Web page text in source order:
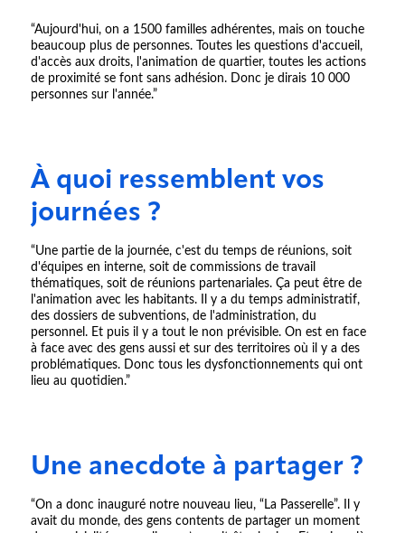
“Aujourd'hui, on a 1500 familles adhérentes, mais on touche
beaucoup plus de personnes. Toutes les questions d'accueil,
d'accès aux droits, l'animation de quartier, toutes les actions
de proximité se font sans adhésion. Donc je dirais 10 000
personnes sur l'année.”
À quoi ressemblent vos
journées ?
“Une partie de la journée, c'est du temps de réunions, soit
d'équipes en interne, soit de commissions de travail
thématiques, soit de réunions partenariales. Ça peut être de
l'animation avec les habitants. Il y a du temps administratif,
des dossiers de subventions, de l'administration, du
personnel. Et puis il y a tout le non prévisible. On est en face
à face avec des gens aussi et sur des territoires où il y a des
problématiques. Donc tous les dysfonctionnements qui ont
lieu au quotidien.”
Une anecdote à partager ?
“On a donc inauguré notre nouveau lieu, “La Passerelle”. Il y
avait du monde, des gens contents de partager un moment